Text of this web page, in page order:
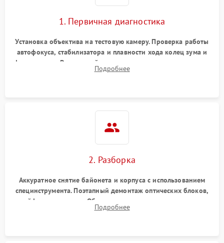
1. Первичная диагностика
Установка объектива на тестовую камеру. Проверка работы
автофокуса, стабилизатора и плавности хода колец зума и
фокусировки. Визуальный осмотр линз на наличие царапин,
грибка, пыли и оценка состояния контактов байонета.
Подробнее
2. Разборка
Аккуратное снятие байонета и корпуса с использованием
специнструмента. Поэтапный демонтаж оптических блоков,
шлейфов и приводов. Обязательная маркировка положения
линзовых групп для сохранения заводской центровки при
Подробнее